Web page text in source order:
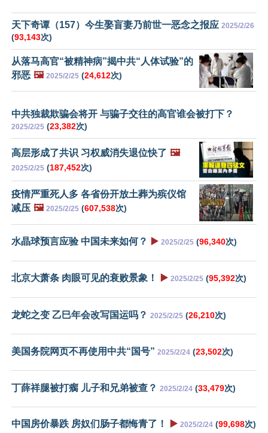
天下奇谭（157）今生娶盲妻乃前世一恶念之报应 2025/2/26
(93,143次)
从落马高官“被精神病”揭中共“人体试验”的
邪恶 🖼️ 2025/2/25 (24,612次)
中共独裁欺骗会将开 与骗子交往的高官谁会被打下？
2025/2/25 (23,382次)
高层形成了共识 习权威消失退位快了 🖼️
2025/2/25 (187,452次)
疫情严重死人多 各省份开放土葬为殡仪馆
减压 🖼️ 2025/2/25 (607,538次)
水晶球预言应验 中国未来如何？ ▶️ 2025/2/25 (96,340次)
北京大萧条 肉眼可见的衰败景象！ ▶️ 2025/2/25 (95,392次)
龙蛇之变 乙巳年会改写国运吗？ 2025/2/25 (26,210次)
美国务院网页不再使用中共“国号” 2025/2/24 (23,502次)
丁薛祥腿被打瘸 儿子和兄弟被查？ 2025/2/24 (33,479次)
中国房价暴跌 房奴们肠子都悔青了！ ▶️ 2025/2/24 (99,698次)